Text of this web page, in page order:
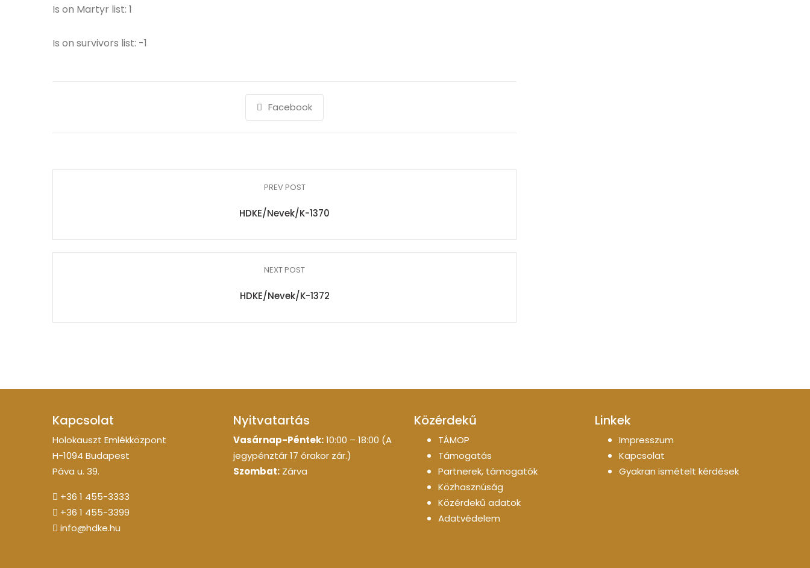
Is on Martyr list: 1
Is on survivors list: -1
Facebook
PREV POST
HDKE/Nevek/K-1370
NEXT POST
HDKE/Nevek/K-1372
Kapcsolat
Holokauszt Emlékközpont
H-1094 Budapest
Páva u. 39.
+36 1 455-3333
+36 1 455-3399
info@hdke.hu
Nyitvatartás
Vasárnap-Péntek:10:00 – 18:00 (A
jegypénztár 17 órakor zár.)
Szombat: Zárva
Közérdekű
TÁMOP
Támogatás
Partnerek, támogatók
Közhasznúság
Közérdekű adatok
Adatvédelem
Linkek
Impresszum
Kapcsolat
Gyakran ismételt kérdések